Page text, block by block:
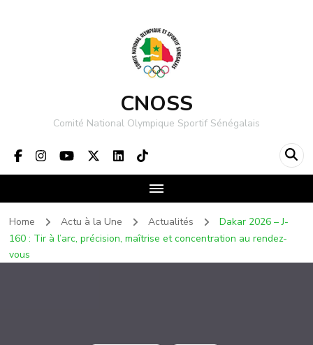
CNOSS
Comité National Olympique Sportif Sénégalais
Home Actu à la Une Actualités
Dakar 2026 – J-
160 : Tir à l’arc, précision, maîtrise et concentration au rendez-
vous